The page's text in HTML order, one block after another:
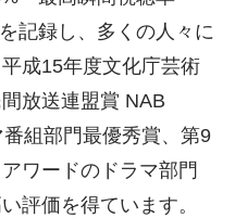
記録し、多くの人々に
成15年度文化庁芸術
放送連盟賞 NAB
組部門最優秀賞、第9
ワードのドラマ部門
評価を得ています。